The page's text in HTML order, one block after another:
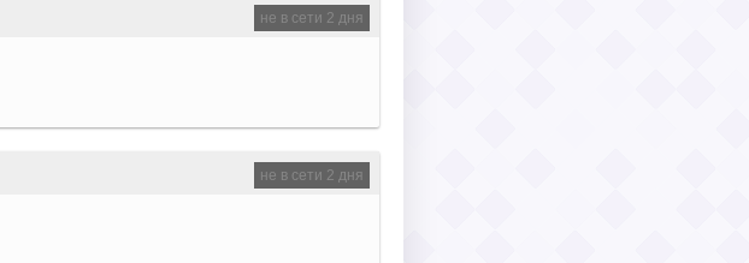
не в сети 2 дня
не в сети 2 дня